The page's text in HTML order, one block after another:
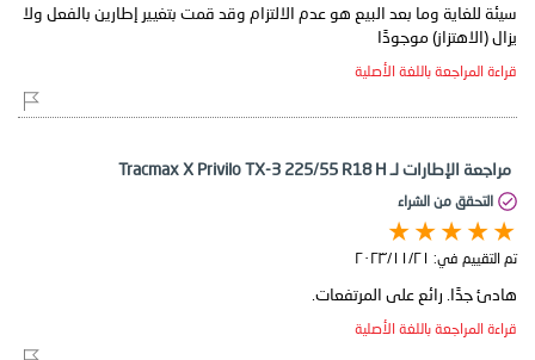
سيئة للغاية وما بعد البيع هو عدم الالتزام وقد قمت بتغيير إطارين بالفعل ولا
يزال (الاهتزاز) موجودًا
قراءة المراجعة باللغة الأصلية
مراجعة الإطارات لـ Tracmax X Privilo TX-3 225/55 R18 H
التحقق من الشراء
تم التقييم في: ٢١‏/١١‏/٢٠٢٣
هادئ جدًا. رائع على المرتفعات.
قراءة المراجعة باللغة الأصلية